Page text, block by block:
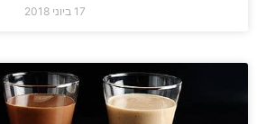
17 ביוני 2018